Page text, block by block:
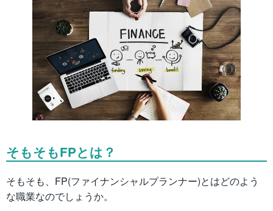
そもそもFPとは？
そもそも、FP(ファイナンシャルプランナー)とはどのよう
な職業なのでしょうか。